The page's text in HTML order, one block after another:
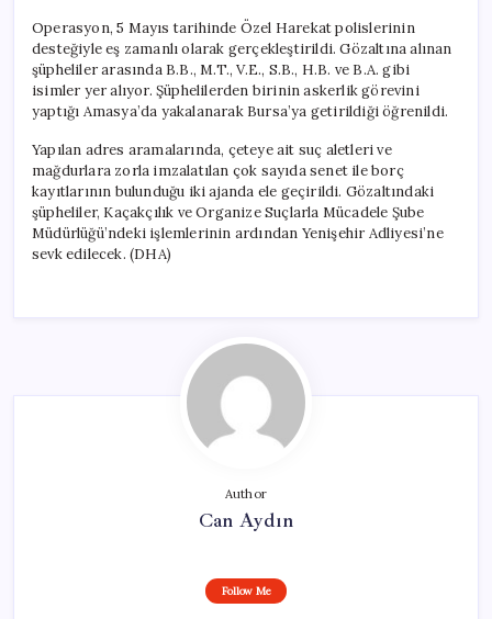
Operasyon, 5 Mayıs tarihinde Özel Harekat polislerinin
desteğiyle eş zamanlı olarak gerçekleştirildi. Gözaltına alınan
şüpheliler arasında B.B., M.T., V.E., S.B., H.B. ve B.A. gibi
isimler yer alıyor. Şüphelilerden birinin askerlik görevini
yaptığı Amasya’da yakalanarak Bursa’ya getirildiği öğrenildi.
Yapılan adres aramalarında, çeteye ait suç aletleri ve
mağdurlara zorla imzalatılan çok sayıda senet ile borç
kayıtlarının bulunduğu iki ajanda ele geçirildi. Gözaltındaki
şüpheliler, Kaçakçılık ve Organize Suçlarla Mücadele Şube
Müdürlüğü’ndeki işlemlerinin ardından Yenişehir Adliyesi’ne
sevk edilecek. (DHA)
Author
Can Aydın
Follow Me